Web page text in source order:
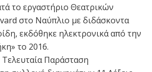
το εργαστήριο Θεατρικών
στο Ναύπλιο με διδάσκοντα
εκδόθηκε ηλεκτρονικά από την
το 2016.
Παράσταση